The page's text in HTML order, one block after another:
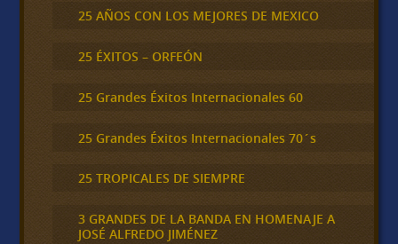
25 AÑOS CON LOS MEJORES DE MEXICO
25 ÉXITOS – ORFEÓN
25 Grandes Éxitos Internacionales 60
25 Grandes Éxitos Internacionales 70´s
25 TROPICALES DE SIEMPRE
3 GRANDES DE LA BANDA EN HOMENAJE A
JOSÉ ALFREDO JIMÉNEZ